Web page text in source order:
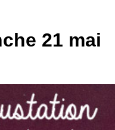
21 mai